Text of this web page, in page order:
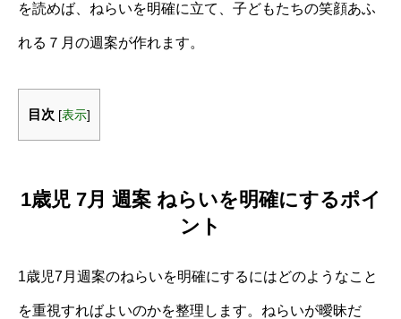
を読めば、ねらいを明確に立て、子どもたちの笑顔あふ
れる７月の週案が作れます。
目次 [表示]
1歳児 7月 週案 ねらいを明確にするポイ
ント
1歳児7月週案のねらいを明確にするにはどのようなこと
を重視すればよいのかを整理します。ねらいが曖昧だ